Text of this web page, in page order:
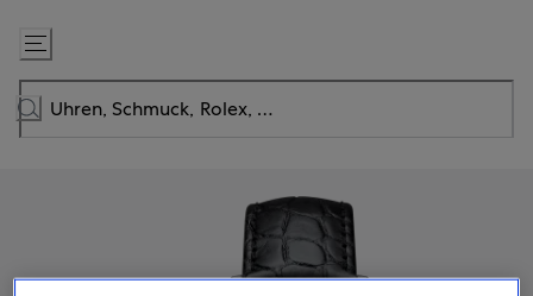
Zum
Inhalt
springen